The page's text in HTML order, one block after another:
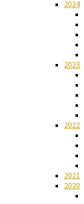
2024
2023
2022
2021
2020